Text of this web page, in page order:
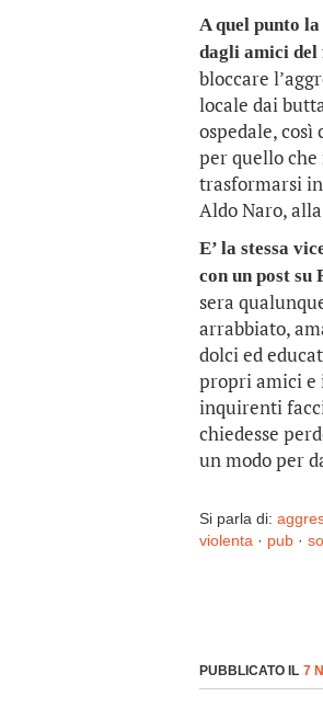
A quel punto
dagli amici
bloccare
locale dai
ospedale,
per quello che
trasformarsi
Aldo Naro,
E’ la stessa
con un post su
sera
arrabbiato,
dolci ed
propri amici e
inquirenti
chiedesse
un modo per
Si parla di:
violenta · pub ·
PUBBLICATO IL 7